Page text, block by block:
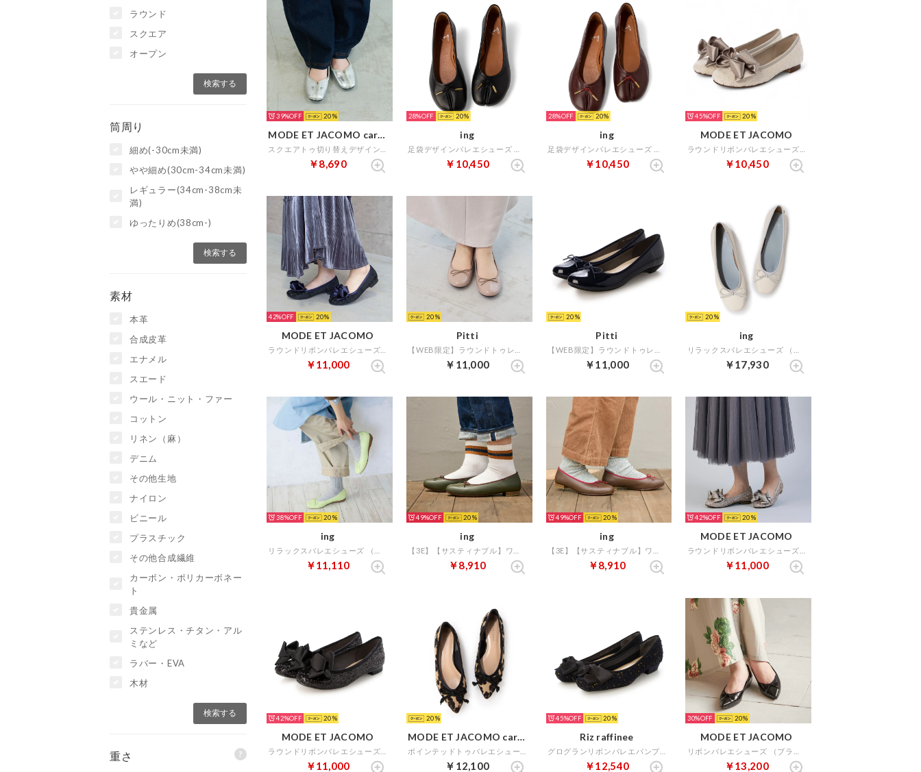
ラウンド
スクエア
オープン
筒周り
細め(-30cm未満)
やや細め(30cm-34cm未満)
レギュラー(34cm-38cm未
満)
ゆったりめ(38cm-)
素材
本革
合成皮革
エナメル
スエード
ウール・ニット・ファー
コットン
リネン（麻）
デニム
その他生地
ナイロン
ビニール
プラスチック
その他合成繊維
カーボン・ポリカーボネー
ト
貴金属
ステンレス・チタン・アル
ミなど
ラバー・EVA
木材
重さ ?
39% 20
MODE ET JACOMO carino
￥8,690
28% 20
ing
￥10,450
28% 20
ing
￥10,450
45% 20
MODE ET JACOMO
￥10,450
42% 20
MODE ET JACOMO
￥11,000
20
Pitti
￥11,000
20
Pitti
￥11,000
20
ing
￥17,930
38% 20
ing
￥11,110
49% 20
ing
￥8,910
49% 20
ing
￥8,910
42% 20
MODE ET JACOMO
￥11,000
42% 20
MODE ET JACOMO
￥11,000
20
MODE ET JACOMO carino
￥12,100
45% 20
Riz raffinee
￥12,540
30% 20
MODE ET JACOMO
￥13,200